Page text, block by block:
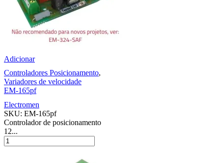
Adicionar
Controladores Posicionamento,
Variadores de velocidade
EM-165pf
Electromen
SKU: EM-165pf
Controlador de posicionamento
12...